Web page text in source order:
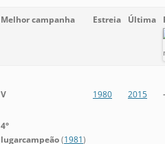
Melhor campanha Estreia Última
V
4°
lugarcampeão(1981)
1980 2015